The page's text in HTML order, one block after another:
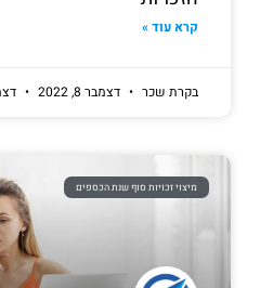
קרא עוד »
בקרת שכר דצמבר 8, 2022
מיצוי זכויות סוף שנת הכספים